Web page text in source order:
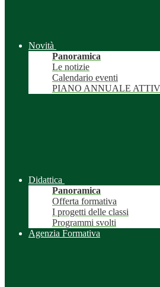
Novità
Panoramica
Le notizie
Calendario eventi
PIANO ANNUALE
Didattica
Panoramica
Offerta formativa
I progetti delle classi
Programmi svolti
Agenzia Formativa